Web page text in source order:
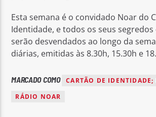
Esta semana é o convidado Noar do
Identidade, e todos os seus
serão desvendados ao longo da
diárias, emitidas às 8.30h, 15.30h e
MARCADO COMO
CARTÃO DE
RÁDIO NOAR